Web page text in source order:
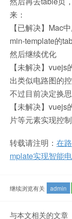
来：
【已解决】Mac
min-template的
然后继续优化
【未解决】
出类似电路图的
不过目前决定换思
【未解决】
片等元素实现控
转载请注明： 在
mplate实现智能
继续浏览有关 admin
与本文相关的文章